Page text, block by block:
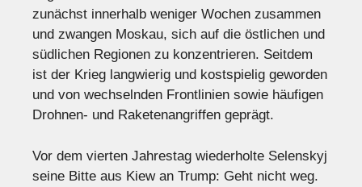
zunächst innerhalb weniger Wochen zusammen
und zwangen Moskau, sich auf die östlichen und
südlichen Regionen zu konzentrieren. Seitdem
ist der Krieg langwierig und kostspielig geworden
und von wechselnden Frontlinien sowie häufigen
Drohnen- und Raketenangriffen geprägt.
Vor dem vierten Jahrestag wiederholte Selenskyj
seine Bitte aus Kiew an Trump: Geht nicht weg.